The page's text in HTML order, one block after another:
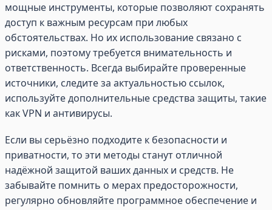
мощные инструменты, которые позволяют сохранять
доступ к важным ресурсам при любых
обстоятельствах. Но их использование связано с
рисками, поэтому требуется внимательность и
ответственность. Всегда выбирайте проверенные
источники, следите за актуальностью ссылок,
используйте дополнительные средства защиты, такие
как VPN и антивирусы.
Если вы серьёзно подходите к безопасности и
приватности, то эти методы станут отличной
надёжной защитой ваших данных и средств. Не
забывайте помнить о мерах предосторожности,
регулярно обновляйте программное обеспечение и